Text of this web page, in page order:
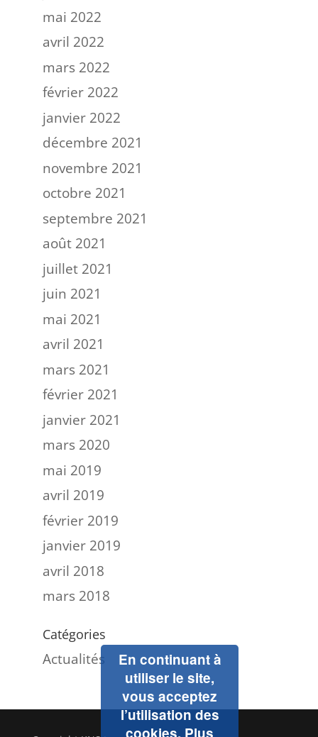
mai 2022
avril 2022
mars 2022
février 2022
janvier 2022
décembre 2021
novembre 2021
octobre 2021
septembre 2021
août 2021
juillet 2021
juin 2021
mai 2021
avril 2021
mars 2021
février 2021
janvier 2021
mars 2020
mai 2019
avril 2019
février 2019
janvier 2019
avril 2018
mars 2018
Catégories
Actualités
En continuant à
utiliser le site,
vous acceptez
l’utilisation des
cookies. Plus